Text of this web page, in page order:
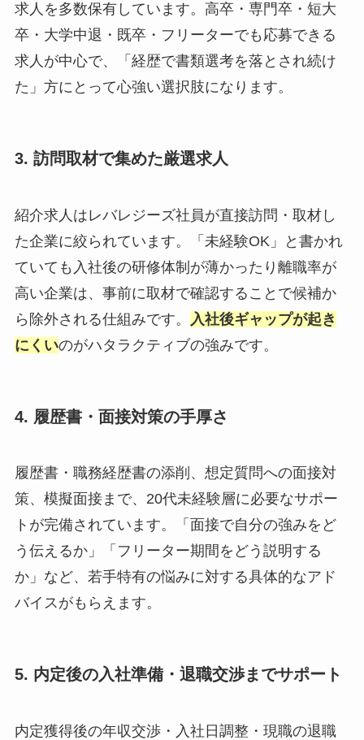
求人を多数保有しています。高卒・専門卒・短大
卒・大学中退・既卒・フリーターでも応募できる
求人が中心で、「経歴で書類選考を落とされ続け
た」方にとって心強い選択肢になります。
3. 訪問取材で集めた厳選求人
紹介求人はレバレジーズ社員が直接訪問・取材し
た企業に絞られています。「未経験OK」と書かれ
ていても入社後の研修体制が薄かったり離職率が
高い企業は、事前に取材で確認することで候補か
ら除外される仕組みです。
入社後ギャップが起き
にくいのがハタラクティブの強みです。
4. 履歴書・面接対策の手厚さ
履歴書・職務経歴書の添削、想定質問への面接対
策、模擬面接まで、20代未経験層に必要なサポー
トが完備されています。「面接で自分の強みをど
う伝えるか」「フリーター期間をどう説明する
か」など、若手特有の悩みに対する具体的なアド
バイスがもらえます。
5. 内定後の入社準備・退職交渉までサポート
内定獲得後の年収交渉・入社日調整・現職の退職